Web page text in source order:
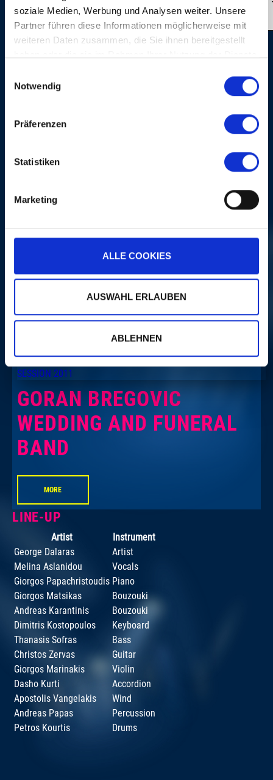
soziale Medien, Werbung und Analysen weiter. Unsere
Partner führen diese Informationen möglicherweise mit
weiteren Daten zusammen, die Sie ihnen bereitgestellt
Notwendig
Präferenzen
Statistiken
Marketing
ALLE COOKIES
AUSWAHL ERLAUBEN
ABLEHNEN
SHIPS ON LAND
MORE
ON THE SAME EVENING
GORAN BREGOVIC
WEDDING AND FUNERAL
BAND
MORE
LINE-UP
Artist
Instrument
George Dalaras
Artist
Melina Aslanidou
Vocals
Giorgos Papachristoudis Piano
Giorgos Matsikas
Bouzouki
Andreas Karantinis
Bouzouki
Dimitris Kostopoulos
Keyboard
Thanasis Sofras
Bass
Christos Zervas
Guitar
Giorgos Marinakis
Violin
Dasho Kurti
Accordion
Apostolis Vangelakis
Wind
Andreas Papas
Percussion
Petros Kourtis
Drums